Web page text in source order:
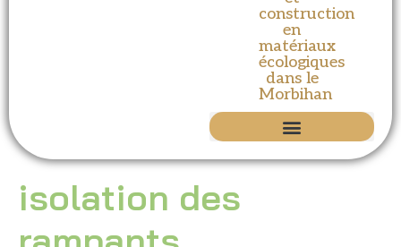
construction
en
matériaux
écologiques
dans le
Morbihan
isolation des